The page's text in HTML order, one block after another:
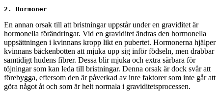
2. Hormoner
En annan orsak till att bristningar uppstår under en graviditet är
hormonella förändringar. Vid en graviditet ändras den hormonella
uppsättningen i kvinnans kropp likt en pubertet. Hormonerna hjälper
kvinnans bäckenbotten att mjuka upp sig inför födseln, men drabbar
samtidigt hudens fibrer. Dessa blir mjuka och extra sårbara för
töjningar som kan leda till bristningar. Denna orsak är dock svår att
förebygga, eftersom den är påverkad av inre faktorer som inte går att
göra något åt och som är helt normala i graviditetsprocessen.